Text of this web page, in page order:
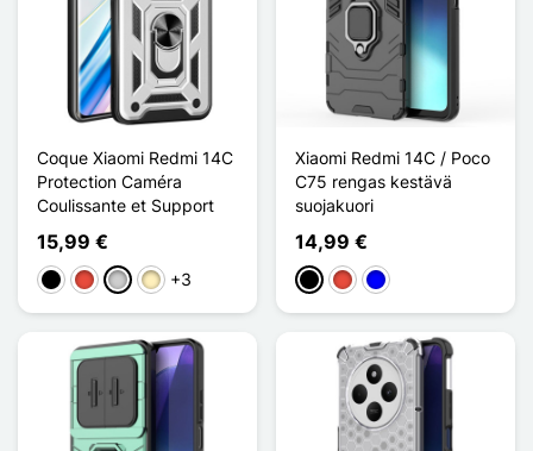
Coque Xiaomi Redmi 14C
Protection Caméra
Coulissante et Support
15,99 €
MustaPunainen
Argenté
Doré+3
Xiaomi Redmi 14C / Poco
C75 rengas kestävä
suojakuori
14,99 €
MustaPunainen
Sininen